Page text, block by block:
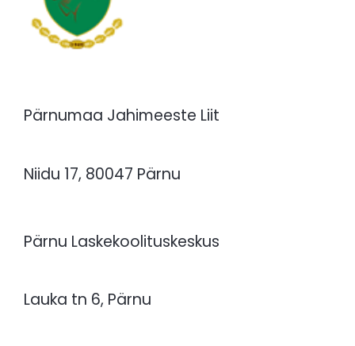
Pärnumaa Jahimeeste Liit
Niidu 17, 80047 Pärnu
Pärnu Laskekoolituskeskus
Lauka tn 6, Pärnu